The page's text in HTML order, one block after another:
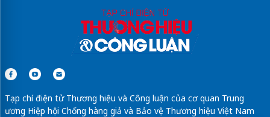
Tạp chí điện tử Thương hiệu và Công luận của cơ quan Trung
ương Hiệp hội Chống hàng giả và Bảo vệ Thương hiệu Việt Nam